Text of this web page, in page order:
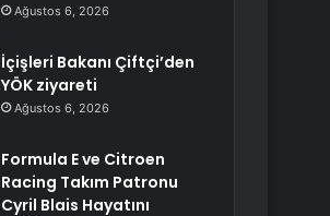
Ağustos 6, 2026
İçişleri Bakanı Çiftçi’den
YÖK ziyareti
Ağustos 6, 2026
Formula E ve Citroen
Racing Takım Patronu
Cyril Blais Hayatını